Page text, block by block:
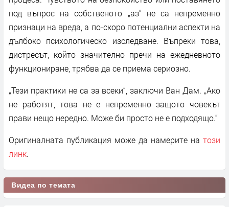
под въпрос на собственото „аз“ не са непременно
признаци на вреда, а по-скоро потенциални аспекти на
дълбоко психологическо изследване. Въпреки това,
дистресът, който значително пречи на ежедневното
функциониране, трябва да се приема сериозно.
„Тези практики не са за всеки“, заключи Ван Дам. „Ако
не работят, това не е непременно защото човекът
прави нещо нередно. Може би просто не е подходящо.“
Оригиналната публикация може да намерите на този
линк.
Видеа по темата